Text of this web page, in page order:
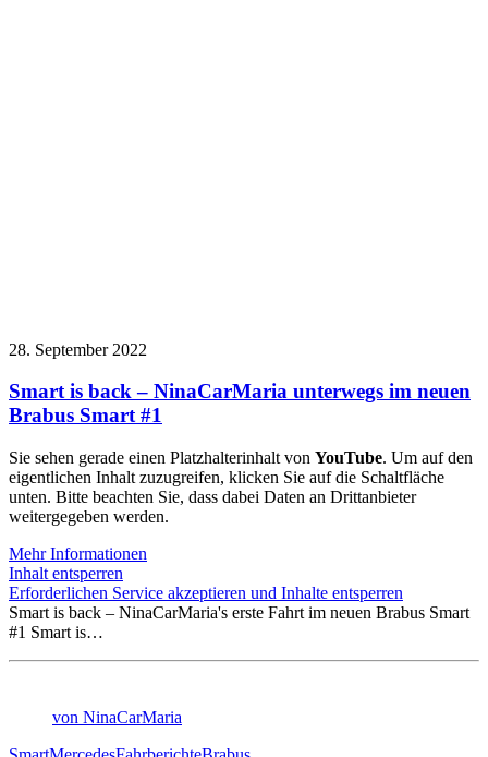
28. September 2022
Smart is back – NinaCarMaria unterwegs im neuen
Brabus Smart #1
Sie sehen gerade einen Platzhalterinhalt von YouTube. Um auf den
eigentlichen Inhalt zuzugreifen, klicken Sie auf die Schaltfläche
unten. Bitte beachten Sie, dass dabei Daten an Drittanbieter
weitergegeben werden.
Mehr Informationen
Inhalt entsperren
Erforderlichen Service akzeptieren und Inhalte entsperren
Smart is back – NinaCarMaria's erste Fahrt im neuen Brabus Smart
#1 Smart is…
von NinaCarMaria